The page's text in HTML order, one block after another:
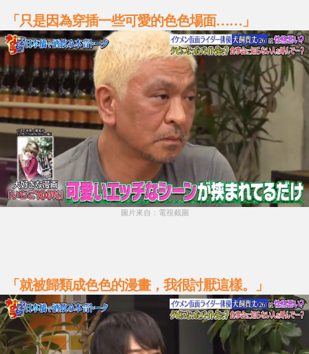
「只是因為穿插一些可愛的色色場面……」
圖片來自：電視截圖
「就被歸類成色色的漫畫，我很討厭這樣。」